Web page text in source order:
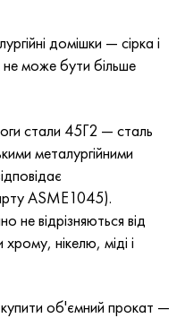
домішки — сірка і
може бути більше
стали 45Г2 — сталь
металургійними
ASME1045).
не відрізняються від
нікелю, міді і
об'ємний прокат —